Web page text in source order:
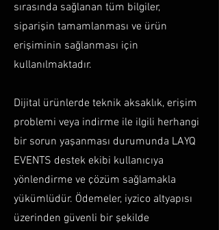
sırasında sağlanan tüm bilgiler,
siparişin tamamlanması ve ürün
erişiminin sağlanması için
kullanılmaktadır.
Dijital ürünlerde teknik aksaklık, erişim
problemi veya indirme ile ilgili herhangi
bir sorun yaşanması durumunda LAYQ
EVENTS destek ekibi kullanıcıya
yönlendirme ve çözüm sağlamakla
yükümlüdür. Ödemeler, iyzico altyapısı
üzerinden güvenli bir şekilde